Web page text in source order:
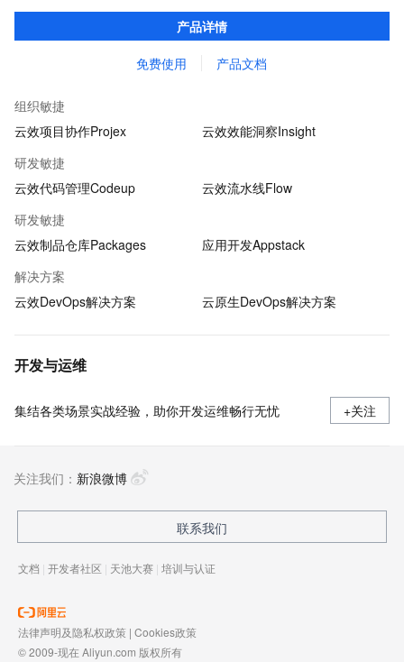
目管理中测试用例重复撰写、用例信息共享不易的问题，成为测试
产品详情
免费使用 产品文档
组织敏捷
云效项目协作Projex
云效效能洞察Insight
研发敏捷
云效代码管理Codeup
云效流水线Flow
研发敏捷
云效制品仓库Packages
应用开发Appstack
解决方案
云效DevOps解决方案
云原生DevOps解决方案
开发与运维
集结各类场景实战经验，助你开发运维畅行无忧 +关注
关注我们： 新浪微博
联系我们
文档 | 开发者社区 | 天池大赛 | 培训与认证
法律声明及隐私权政策 | Cookies政策
© 2009-现在 Aliyun.com 版权所有